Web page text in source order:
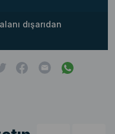
dışarıdan